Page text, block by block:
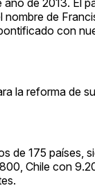
de
con
la reforma de
de 175 países,
Chile con